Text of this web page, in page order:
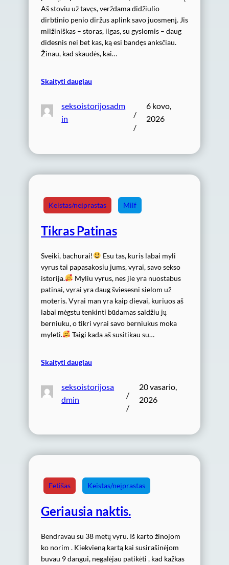
Aš stoviu už tavęs, verždama didžiulio
dirbtinio penio diržus aplink savo juosmenį. Jis
milžiniškas – storas, ilgas, su gyslomis – daug
didesnis nei bet kas, ką esi bandęs anksčiau.
Žinau, kad skaudės, kai…
Skaityti daugiau
seksoistorijosadm
in
/
/
6 kovo,
2026
Keistas/neįprastas Milf
Tikras Patinas
Sveiki, bachurai!
Esu tas, kuris labai myli
vyrus tai papasakosiu jums, vyrai, savo sekso
istorija.
Myliu vyrus, nes jie yra nuostabus
patinai, vyrai yra daug šviesesni sielom už
moteris. Vyrai man yra kaip dievai, kuriuos aš
labai mėgstu tenkinti būdamas saldžiu jų
berniuku, o tikri vyrai savo berniukus moka
myleti.
Taigi kada aš susitikau su…
Skaityti daugiau
seksoistorijosa
dmin
/
/
20 vasario,
2026
Fetišas Keistas/neįprastas
Geriausia naktis.
Bendravau su 38 metų vyru. Iš karto žinojom
ko norim . Kiekvieną kartą kai susirašinėjom
buvau 9 dangui, negalėjau patikėti , kad kažkas